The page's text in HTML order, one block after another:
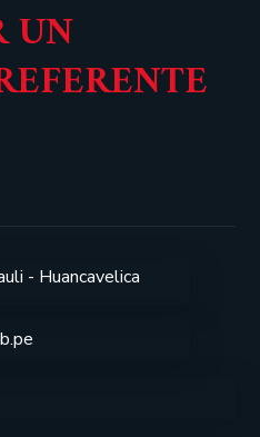
UN
- Huancavelica